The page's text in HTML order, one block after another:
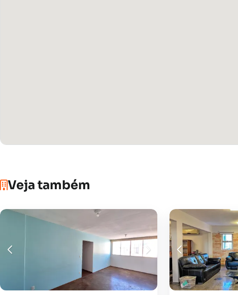
Veja também